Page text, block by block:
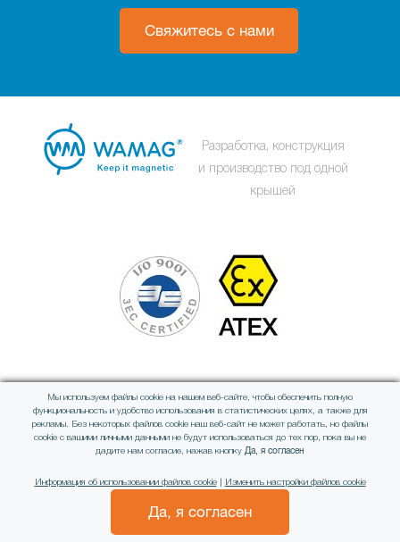
Свяжитесь с нами
Разработка, конструкция
и производство под одной
крышей
Член международной группы
All rights reserved © WAMAG, spol. s r.o.
Мы используем файлы cookie на нашем веб-сайте, чтобы обеспечить полную
функциональность и удобство использования в статистических целях, а также для
рекламы. Без некоторых файлов cookie наш веб-сайт не может работать, но файлы
cookie с вашими личными данными не будут использоваться до тех пор, пока вы не
дадите нам согласие, нажав кнопку Да, я согласен
Информация об использовании файлов cookie| Изменить настройки файлов cookie
Да, я согласен